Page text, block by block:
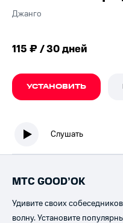
Джанго
115 ₽ / 30 дней
УСТАНОВИТЬ
Слушать
МТС GOOD’OK
Удивите своих
волну. Установите